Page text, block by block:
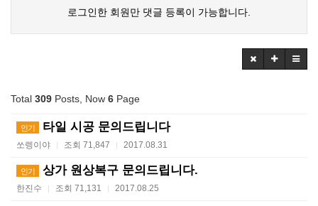
로그인한 회원만 댓글 등록이 가능합니다.
Total 309 Posts, Now 6 Page
인기 타일 시공 문의드립니다
쏘렝이야 | 조회 71,847 | 2017.08.31
인기 상가 원상복구 문의드립니다.
한진수 | 조회 71,131 | 2017.08.25